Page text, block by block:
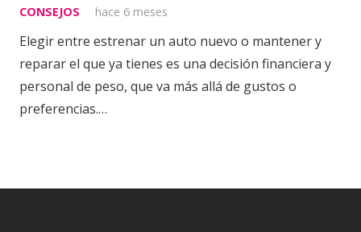
CONSEJOS hace 6 meses
Elegir entre estrenar un auto nuevo o mantener y
reparar el que ya tienes es una decisión financiera y
personal de peso, que va más allá de gustos o
preferencias.…